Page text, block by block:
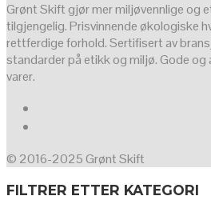
Grønt Skift gjør mer miljøvennlige og
tilgjengelig. Prisvinnende økologiske
rettferdige forhold. Sertifisert av
standarder på etikk og miljø. Gode og
varer.
© 2016-2025 Grønt Skift
FILTRER ETTER KATEGORI